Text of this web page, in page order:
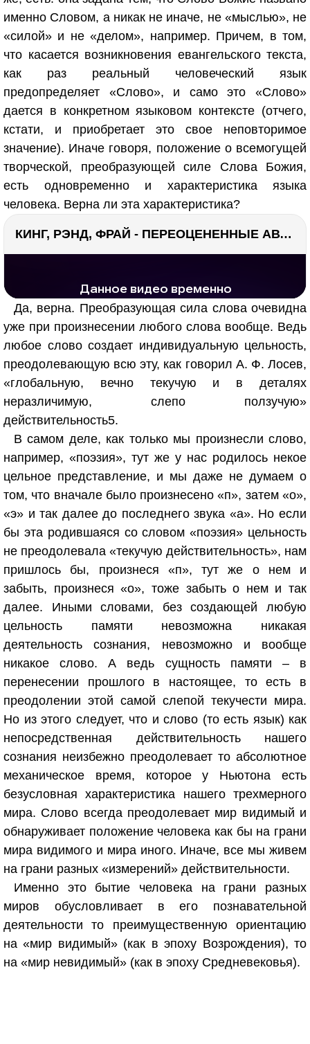
именно Словом, а никак не иначе, не «мыслью», не
«силой» и не «делом», например. Причем, в том,
что касается возникновения евангельского текста,
как раз реальный человеческий язык
предопределяет «Слово», и само это «Слово»
дается в конкретном языковом контексте (отчего,
кстати, и приобретает это свое неповторимое
значение). Иначе говоря, положение о всемогущей
творческой, преобразующей силе Слова Божия,
есть одновременно и характеристика языка
человека. Верна ли эта характеристика?
КИНГ, РЭНД, ФРАЙ - ПЕРЕОЦЕНЕННЫЕ АВТОРЫ? ¯\_(ツ)_/¯
Да, верна. Преобразующая сила слова очевидна
уже при произнесении любого слова вообще. Ведь
любое слово создает индивидуальную цельность,
преодолевающую всю эту, как говорил А. Ф. Лосев,
«глобальную, вечно текучую и в деталях
неразличимую, слепо ползучую»
действительность5.
В самом деле, как только мы произнесли слово,
например, «поэзия», тут же у нас родилось некое
цельное представление, и мы даже не думаем о
том, что вначале было произнесено «п», затем «о»,
«э» и так далее до последнего звука «а». Но если
бы эта родившаяся со словом «поэзия» цельность
не преодолевала «текучую действительность», нам
пришлось бы, произнеся «п», тут же о нем и
забыть, произнеся «о», тоже забыть о нем и так
далее. Иными словами, без создающей любую
цельность памяти невозможна никакая
деятельность сознания, невозможно и вообще
никакое слово. А ведь сущность памяти – в
перенесении прошлого в настоящее, то есть в
преодолении этой самой слепой текучести мира.
Но из этого следует, что и слово (то есть язык) как
непосредственная действительность нашего
сознания неизбежно преодолевает то абсолютное
механическое время, которое у Ньютона есть
безусловная характеристика нашего трехмерного
мира. Слово всегда преодолевает мир видимый и
обнаруживает положение человека как бы на грани
мира видимого и мира иного. Иначе, все мы живем
на грани разных «измерений» действительности.
Именно это бытие человека на грани разных
миров обусловливает в его познавательной
деятельности то преимущественную ориентацию
на «мир видимый» (как в эпоху Возрождения), то
на «мир невидимый» (как в эпоху Средневековья).